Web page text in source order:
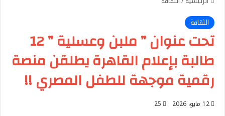
الثقافة
تحت عنوان ” ملبن وعسلية ” 12
طالبة بإعلام القاهرة يطلقن منصة
رقمية موجهة للطفل المصري !!
12 مايو، 2026 25